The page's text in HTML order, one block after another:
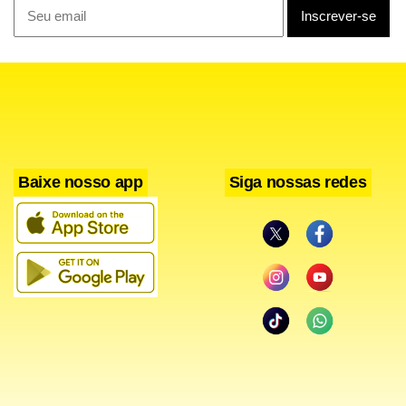
Baixe nosso app Siga nossas redes